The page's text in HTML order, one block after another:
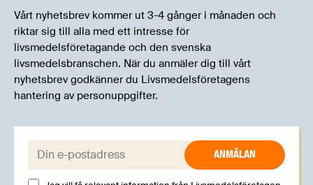
Vårt nyhetsbrev kommer ut 3-4 gånger i månaden och
riktar sig till alla med ett intresse för
livsmedelsföretagande och den svenska
livsmedelsbranschen. När du anmäler dig till vårt
nyhetsbrev godkänner du Livsmedelsföretagens
hantering av personuppgifter.
E-post: